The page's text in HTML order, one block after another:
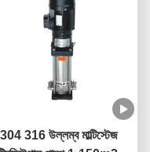
304 316 উল্লম্ব মাল্টিস্টেজ